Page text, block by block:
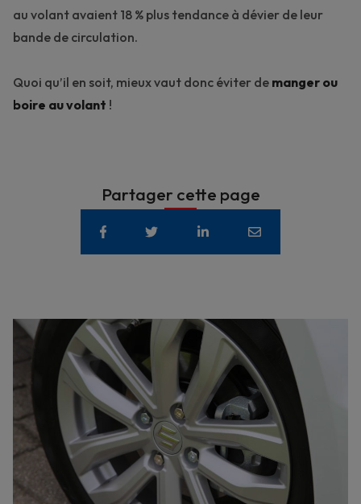
au volant avaient 18 % plus tendance à dévier de leur
bande de circulation.
Quoi qu’il en soit, mieux vaut donc éviter de manger ou
boire au volant !
Partager cette page